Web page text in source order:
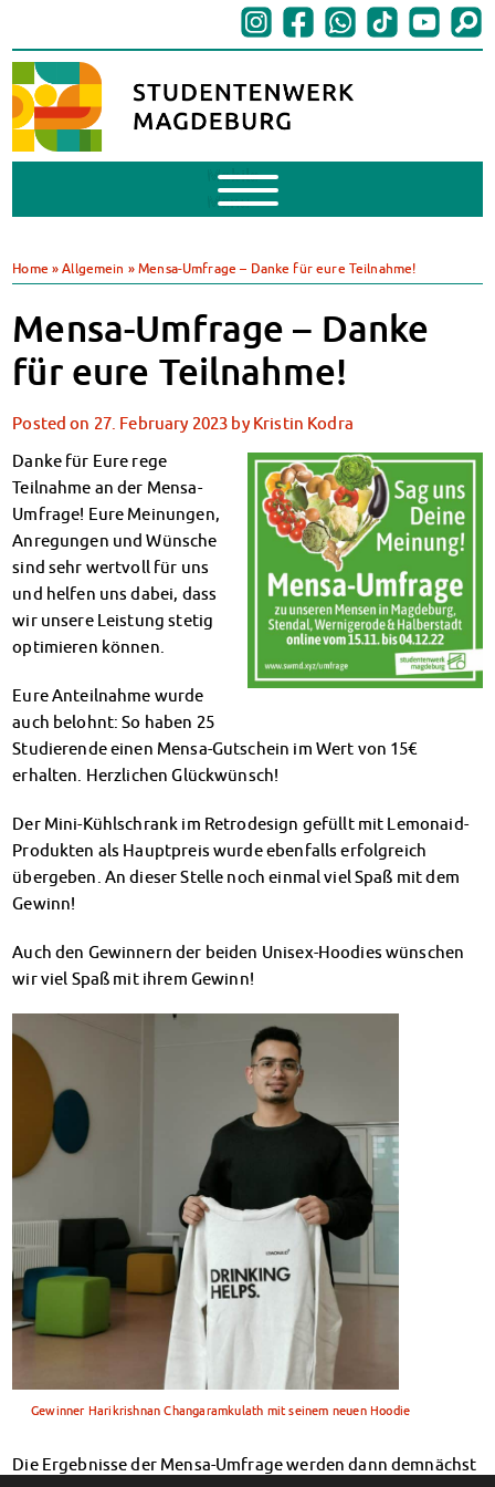
Mobile
Menu
BAföG
Support of Foreign Nationals
Widerspruchstelle
BAföG FAQs
Documents
BAföG-Talk und -Sprechstunden
Canteens & Cafeterias
Today in our canteens
Climate-conscious eating
Mensa FAQs
Campus Catering
CanteenFeedback
Contact Persons
Accommodation
Dormitories in Magdeburg
Dormitories in Wernigerode
Dormitory application & service
WITH each other – FOR each other
Accomodation tutors
Damage report
Accommodation FAQ
Documents
Social Affairs
Social counselling
Psychosocial counseling
Courses
Registration for special events
Legal advice
Chat advice
Documents
Contact Persons
Culture & Internationals
Advice for Internationals
Housing for Internationals
IKUS and InterKultiTreff
Cultural funding
CreativeWorkshops
Contact Persons
Home »Allgemein »Mensa-Umfrage – Danke für eure Teilnahme!
Mensa-Umfrage – Danke
für eure Teilnahme!
Posted on 27. February 2023 by Kristin Kodra
Danke für Eure rege
Teilnahme an der Mensa-
Umfrage! Eure Meinungen,
Anregungen und Wünsche
sind sehr wertvoll für uns
und helfen uns dabei, dass
wir unsere Leistung stetig
optimieren können.
Eure Anteilnahme wurde
auch belohnt: So haben 25
Studierende einen Mensa-Gutschein im Wert von 15€
erhalten. Herzlichen Glückwünsch!
Der Mini-Kühlschrank im Retrodesign gefüllt mit Lemonaid-
Produkten als Hauptpreis wurde ebenfalls erfolgreich
übergeben. An dieser Stelle noch einmal viel Spaß mit dem
Gewinn!
Auch den Gewinnern der beiden Unisex-Hoodies wünschen
wir viel Spaß mit ihrem Gewinn!
Gewinner Harikrishnan Changaramkulath mit seinem neuen Hoodie
Die Ergebnisse der Mensa-Umfrage werden dann demnächst